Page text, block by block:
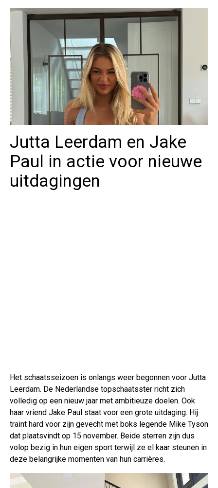
Jutta Leerdam en Jake
Paul in actie voor nieuwe
uitdagingen
Het schaatsseizoen is onlangs weer begonnen voor Jutta
Leerdam. De Nederlandse topschaatsster richt zich
volledig op een nieuw jaar met ambitieuze doelen. Ook
haar vriend Jake Paul staat voor een grote uitdaging. Hij
traint hard voor zijn gevecht met boks legende Mike Tyson
dat plaatsvindt op 15 november. Beide sterren zijn dus
volop bezig in hun eigen sport terwijl ze el kaar steunen in
deze belangrijke momenten van hun carrières.